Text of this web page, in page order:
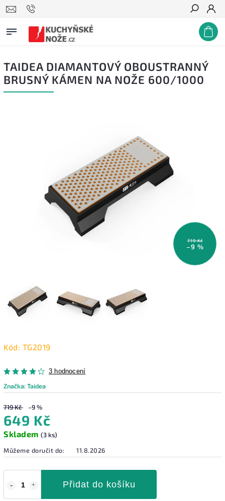
Hledat
TAIDEA DIAMANTOVÝ OBOUSTRANNÝ
BRUSNÝ KÁMEN NA NOŽE 600/1000
719 Kč
–9 %
Kód: TG2019
3 hodnocení
Značka:Taidea
719 Kč –9 %
649 Kč
Skladem (3 ks)
Můžeme doručit do:
11.8.2026
Přidat do košíku